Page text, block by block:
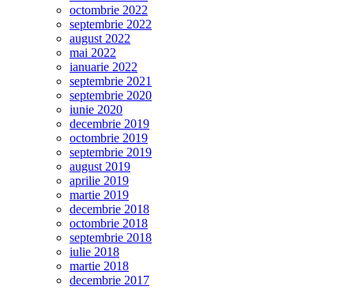
octombrie 2022
septembrie 2022
august 2022
mai 2022
ianuarie 2022
septembrie 2021
septembrie 2020
iunie 2020
decembrie 2019
octombrie 2019
septembrie 2019
august 2019
aprilie 2019
martie 2019
decembrie 2018
octombrie 2018
septembrie 2018
iulie 2018
martie 2018
decembrie 2017